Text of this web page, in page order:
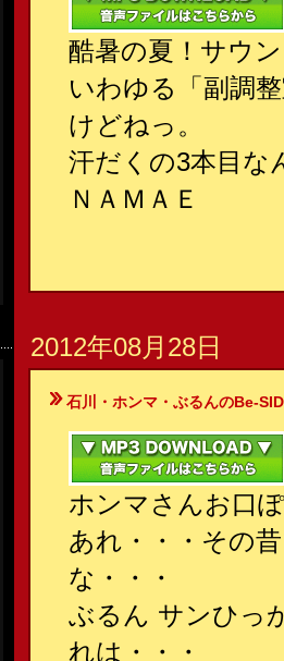
酷暑の夏！サウ
いわゆる「副調
けどねっ。
汗だくの3本目な
ＮＡＭＡＥ
2012年08月28日
石川・ホンマ・ぶるんのBe-
ホンマさんお口
あれ・・・その
な・・・
ぶるん サンひっ
れは・・・